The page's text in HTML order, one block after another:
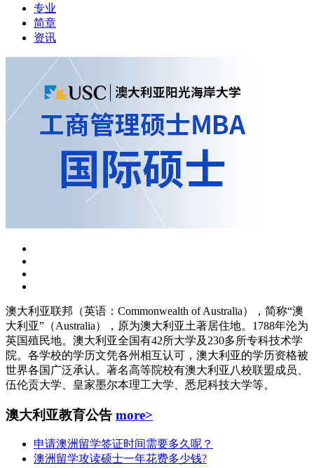
专业
简章
资讯
澳大利亚联邦（英语：Commonwealth of Australia），简称“澳
大利亚”（Australia），原为澳大利亚土著居住地。1788年沦为
英国殖民地。澳大利亚全国有42所大学及230多所专科技术学
院。各学校的学历文凭各州相互认可，澳大利亚的学历资格被
世界各国广泛承认。著名高等院校有澳大利亚八校联盟成员、
伍伦贡大学、皇家墨尔本理工大学、悉尼科技大学等。
澳大利亚教育公告 more>
申请澳洲留学签证时间需要多久呢？
澳洲留学攻读硕士一年花费多少钱?